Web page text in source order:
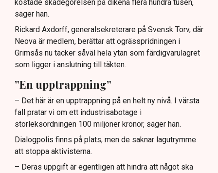
kostade skadegörelsen på dikena flera hundra tusen,
säger han.
Rickard Axdorff, generalsekreterare på Svensk Torv, där
Neova är medlem, berättar att ogrässpridningen i
Grimsås nu täcker såväl hela ytan som färdigvarulagret
som ligger i anslutning till täkten.
”En upptrappning”
– Det här är en upptrappning på en helt ny nivå. I värsta
fall pratar vi om ett industrisabotage i
storleksordningen 100 miljoner kronor, säger han.
Dialogpolis finns på plats, men de saknar lagutrymme
att stoppa aktivisterna.
– Deras uppgift är egentligen att hindra att något ska